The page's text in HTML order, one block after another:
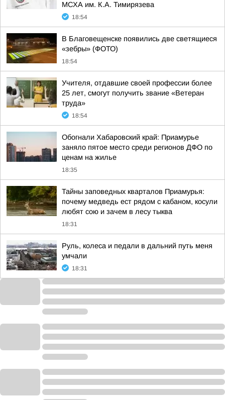
МСХА им. К.А. Тимирязева
18:54
В Благовещенске появились две светящиеся
«зебры» (ФОТО)
18:54
Учителя, отдавшие своей профессии более
25 лет, смогут получить звание «Ветеран
труда»
18:54
Обогнали Хабаровский край: Приамурье
заняло пятое место среди регионов ДФО по
ценам на жилье
18:35
Тайны заповедных кварталов Приамурья:
почему медведь ест рядом с кабаном, косули
любят сою и зачем в лесу тыква
18:31
Руль, колеса и педали в дальний путь меня
умчали
18:31